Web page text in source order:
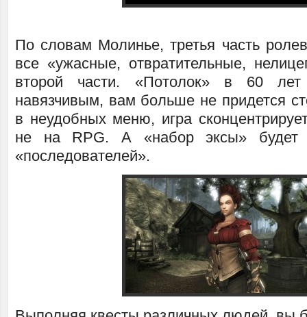
По словам Молинье, третья часть
все «ужасные, отвратительные,
второй части. «Потолок» в 60
навязчивым, вам больше не придется
в неудобных меню, игра
не на RPG. А «набор эксы» будет
«последователей».